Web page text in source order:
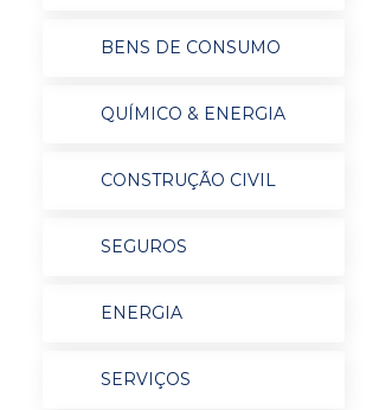
BENS DE CONSUMO
QUÍMICO & ENERGIA
CONSTRUÇÃO CIVIL
SEGUROS
ENERGIA
SERVIÇOS